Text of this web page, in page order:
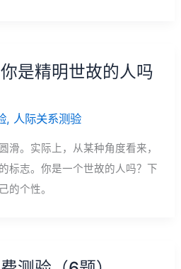
是精明世故的人吗
, 人际关系测验
滑。实际上，从某种角度看来，
标志。你是一个世故的人吗？下
的个性。